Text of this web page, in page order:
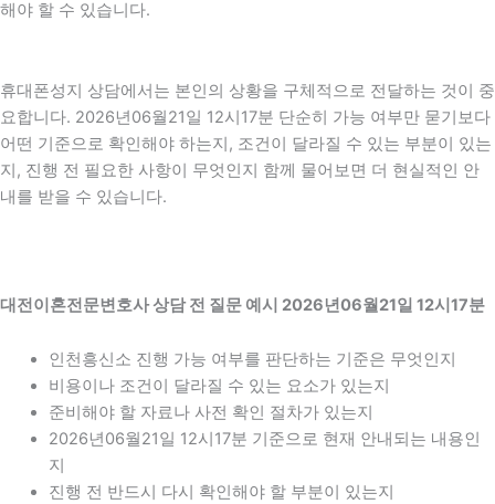
해야 할 수 있습니다.
휴대폰성지 상담에서는 본인의 상황을 구체적으로 전달하는 것이 중
요합니다. 2026년06월21일 12시17분 단순히 가능 여부만 묻기보다
어떤 기준으로 확인해야 하는지, 조건이 달라질 수 있는 부분이 있는
지, 진행 전 필요한 사항이 무엇인지 함께 물어보면 더 현실적인 안
내를 받을 수 있습니다.
대전이혼전문변호사 상담 전 질문 예시 2026년06월21일 12시17분
인천흥신소 진행 가능 여부를 판단하는 기준은 무엇인지
비용이나 조건이 달라질 수 있는 요소가 있는지
준비해야 할 자료나 사전 확인 절차가 있는지
2026년06월21일 12시17분 기준으로 현재 안내되는 내용인
지
진행 전 반드시 다시 확인해야 할 부분이 있는지